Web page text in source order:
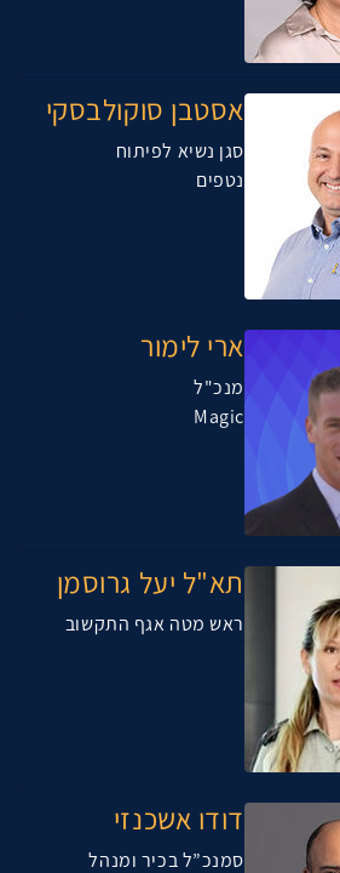
אסטבן סוקולבסקי
סגן נשיא לפיתוח
נטפים
ארי לימור
מנכ"ל
Magic
תא"ל יעל גרוסמן
ראש מטה אגף התקשוב
דודו אשכנזי
סמנכ”ל בכיר ומנהל